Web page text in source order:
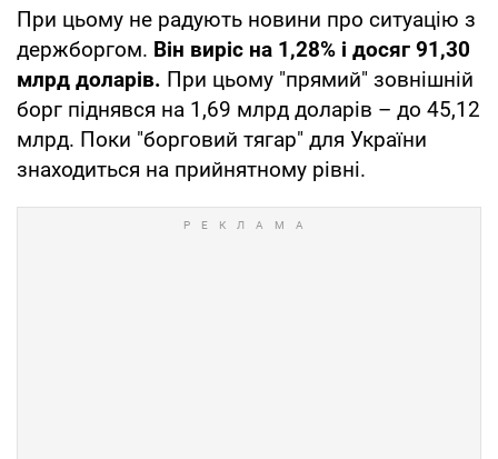
При цьому не радують новини про ситуацію з
держборгом. Він виріс на 1,28% і досяг 91,30
млрд доларів. При цьому "прямий" зовнішній
борг піднявся на 1,69 млрд доларів – до 45,12
млрд. Поки "борговий тягар" для України
знаходиться на прийнятному рівні.